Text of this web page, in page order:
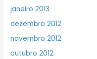
janeiro 2013
dezembro 2012
novembro 2012
outubro 2012